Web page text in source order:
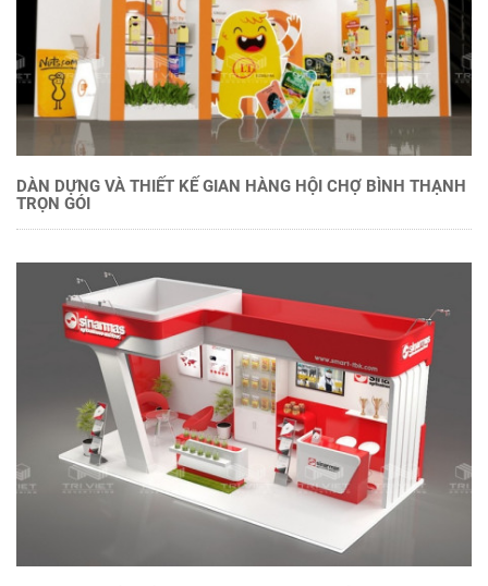
DÀN DỰNG VÀ THIẾT KẾ GIAN HÀNG HỘI CHỢ BÌNH THẠNH
TRỌN GÓI